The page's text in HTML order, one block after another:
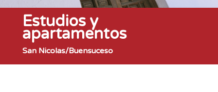
Estudios y
apartamentos
San Nicolas/Buensuceso